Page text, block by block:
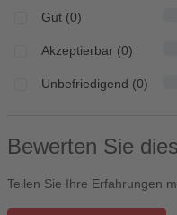
Gut (0)
Akzeptierbar (0)
Unbefriedigend (0)
Bewerten Sie
Teilen Sie Ihre Erfahrungen